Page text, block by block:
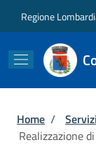
Regione
Briciole
Home / Servizi
Realizzazione